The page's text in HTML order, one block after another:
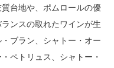
台地や、ポムロールの優
ンスの取れたワインが生
ブラン、シャトー・オー
ペトリュス、シャトー・